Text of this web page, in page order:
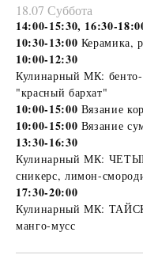
18.07 Суббота
14:00-15:30, 16:30-
10:30-13:00
10:00-12:30
Кулинарный МК:
"красный бархат"
10:00-15:00 Вязание
10:00-15:00 Вязание
13:30-16:30
Кулинарный МК:
сникерс, лимон-
17:30-20:00
Кулинарный МК:
манго-мусс